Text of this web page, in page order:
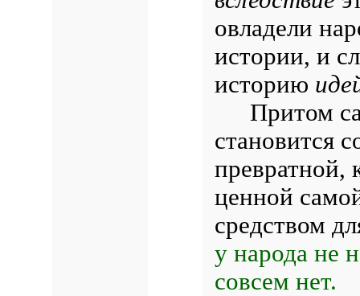
овладели
истории, и
историю
Притом
становится
превратной,
ценной
средством
у народа не
совсем нет.